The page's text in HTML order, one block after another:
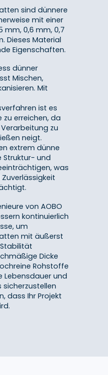
sind dünnere
mit einer
mm, 0,6 mm, 0,7
Dieses Material
Eigenschaften.
dünner
Mischen,
Mit
ist es
zu erreichen, da
zu
neigt.
extrem dünne
Struktur- und
was
von AOBO
kontinuierlich
um
mit äußerst
Dicke
Rohstoffe
Lebensdauer und
sicherzustellen
dass Ihr Projekt